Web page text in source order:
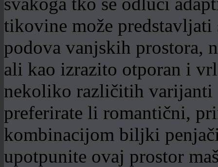
tikovine može
podova vanjskih prostora,
ali kao izrazito otporan i
nekoliko različitih varijanti
preferirate li romantični,
kombinacijom biljki
upotpunite ovaj prostor